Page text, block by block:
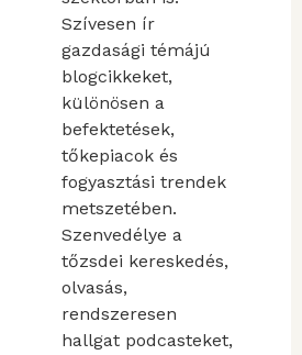
Szívesen ír
gazdasági témájú
blogcikkeket,
különösen a
befektetések,
tőkepiacok és
fogyasztási trendek
metszetében.
Szenvedélye a
tőzsdei kereskedés,
olvasás,
rendszeresen
hallgat podcasteket,